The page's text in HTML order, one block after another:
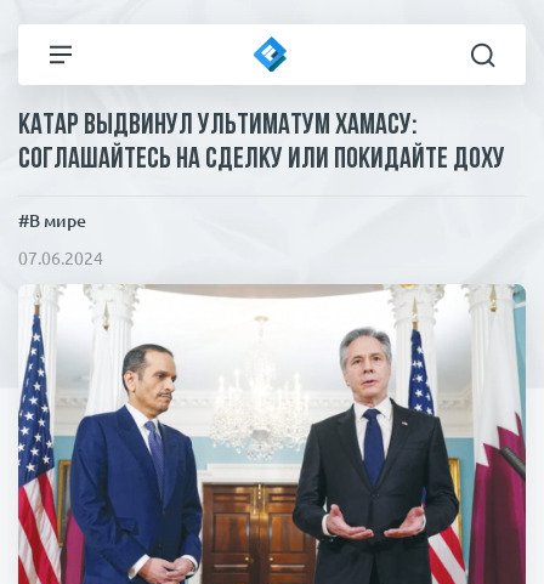
Все новости
Экономика
Общество
Коронавирус
Происшествия
Технологии
Пресса
Статьи
ЧП И КРИМИНАЛ
1000 мелочей
Катар выдвинул ультиматум ХАМАСу:
соглашайтесь на сделку или покидайте Доху
#В мире
07.06.2024